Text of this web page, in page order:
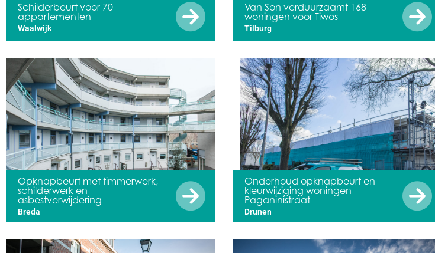
Schilderbeurt voor 70
appartementen
Waalwijk
Van Son verduurzaamt 168
woningen voor Tiwos
Tilburg
Opknapbeurt met timmerwerk,
schilderwerk en
asbestverwijdering
Breda
Onderhoud opknapbeurt en
kleurwijziging woningen
Paganinistraat
Drunen